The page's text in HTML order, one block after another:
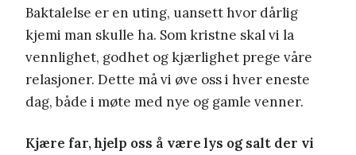
Baktalelse er en uting, uansett hvor dårlig
kjemi man skulle ha. Som kristne skal vi la
vennlighet, godhet og kjærlighet prege våre
relasjoner. Dette må vi øve oss i hver eneste
dag, både i møte med nye og gamle venner.
Kjære far, hjelp oss å være lys og salt der vi